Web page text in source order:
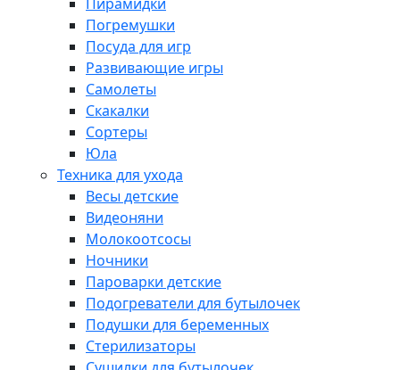
Погремушки
Посуда для игр
Развивающие игры
Самолеты
Скакалки
Сортеры
Юла
Техника для ухода
Весы детские
Видеоняни
Молокоотсосы
Ночники
Пароварки детские
Подогреватели для бутылочек
Подушки для беременных
Стерилизаторы